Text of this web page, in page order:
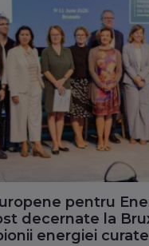
pentru
decernate la
energiei curate